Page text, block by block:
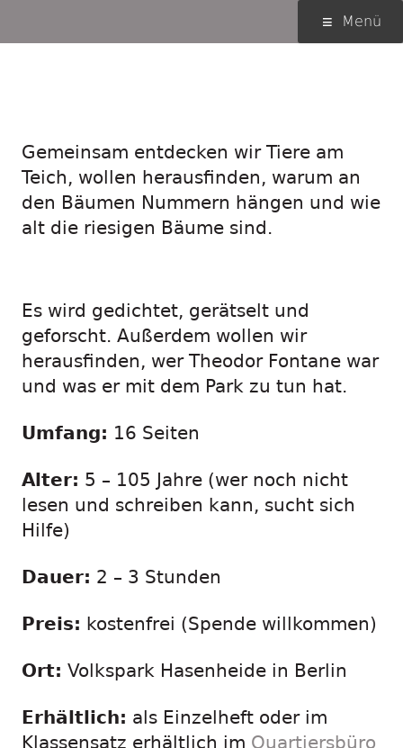
Menü
Menü
Gemeinsam entdecken wir Tiere am
Teich, wollen herausfinden, warum an
den Bäumen Nummern hängen und wie
alt die riesigen Bäume sind.
Es wird gedichtet, gerätselt und
geforscht. Außerdem wollen wir
herausfinden, wer Theodor Fontane war
und was er mit dem Park zu tun hat.
Umfang: 16 Seiten
Alter: 5 – 105 Jahre (wer noch nicht
lesen und schreiben kann, sucht sich
Hilfe)
Dauer: 2 – 3 Stunden
Preis: kostenfrei (Spende willkommen)
Ort: Volkspark Hasenheide in Berlin
Erhältlich: als Einzelheft oder im
Klassensatz erhältlich im Quartiersbüro